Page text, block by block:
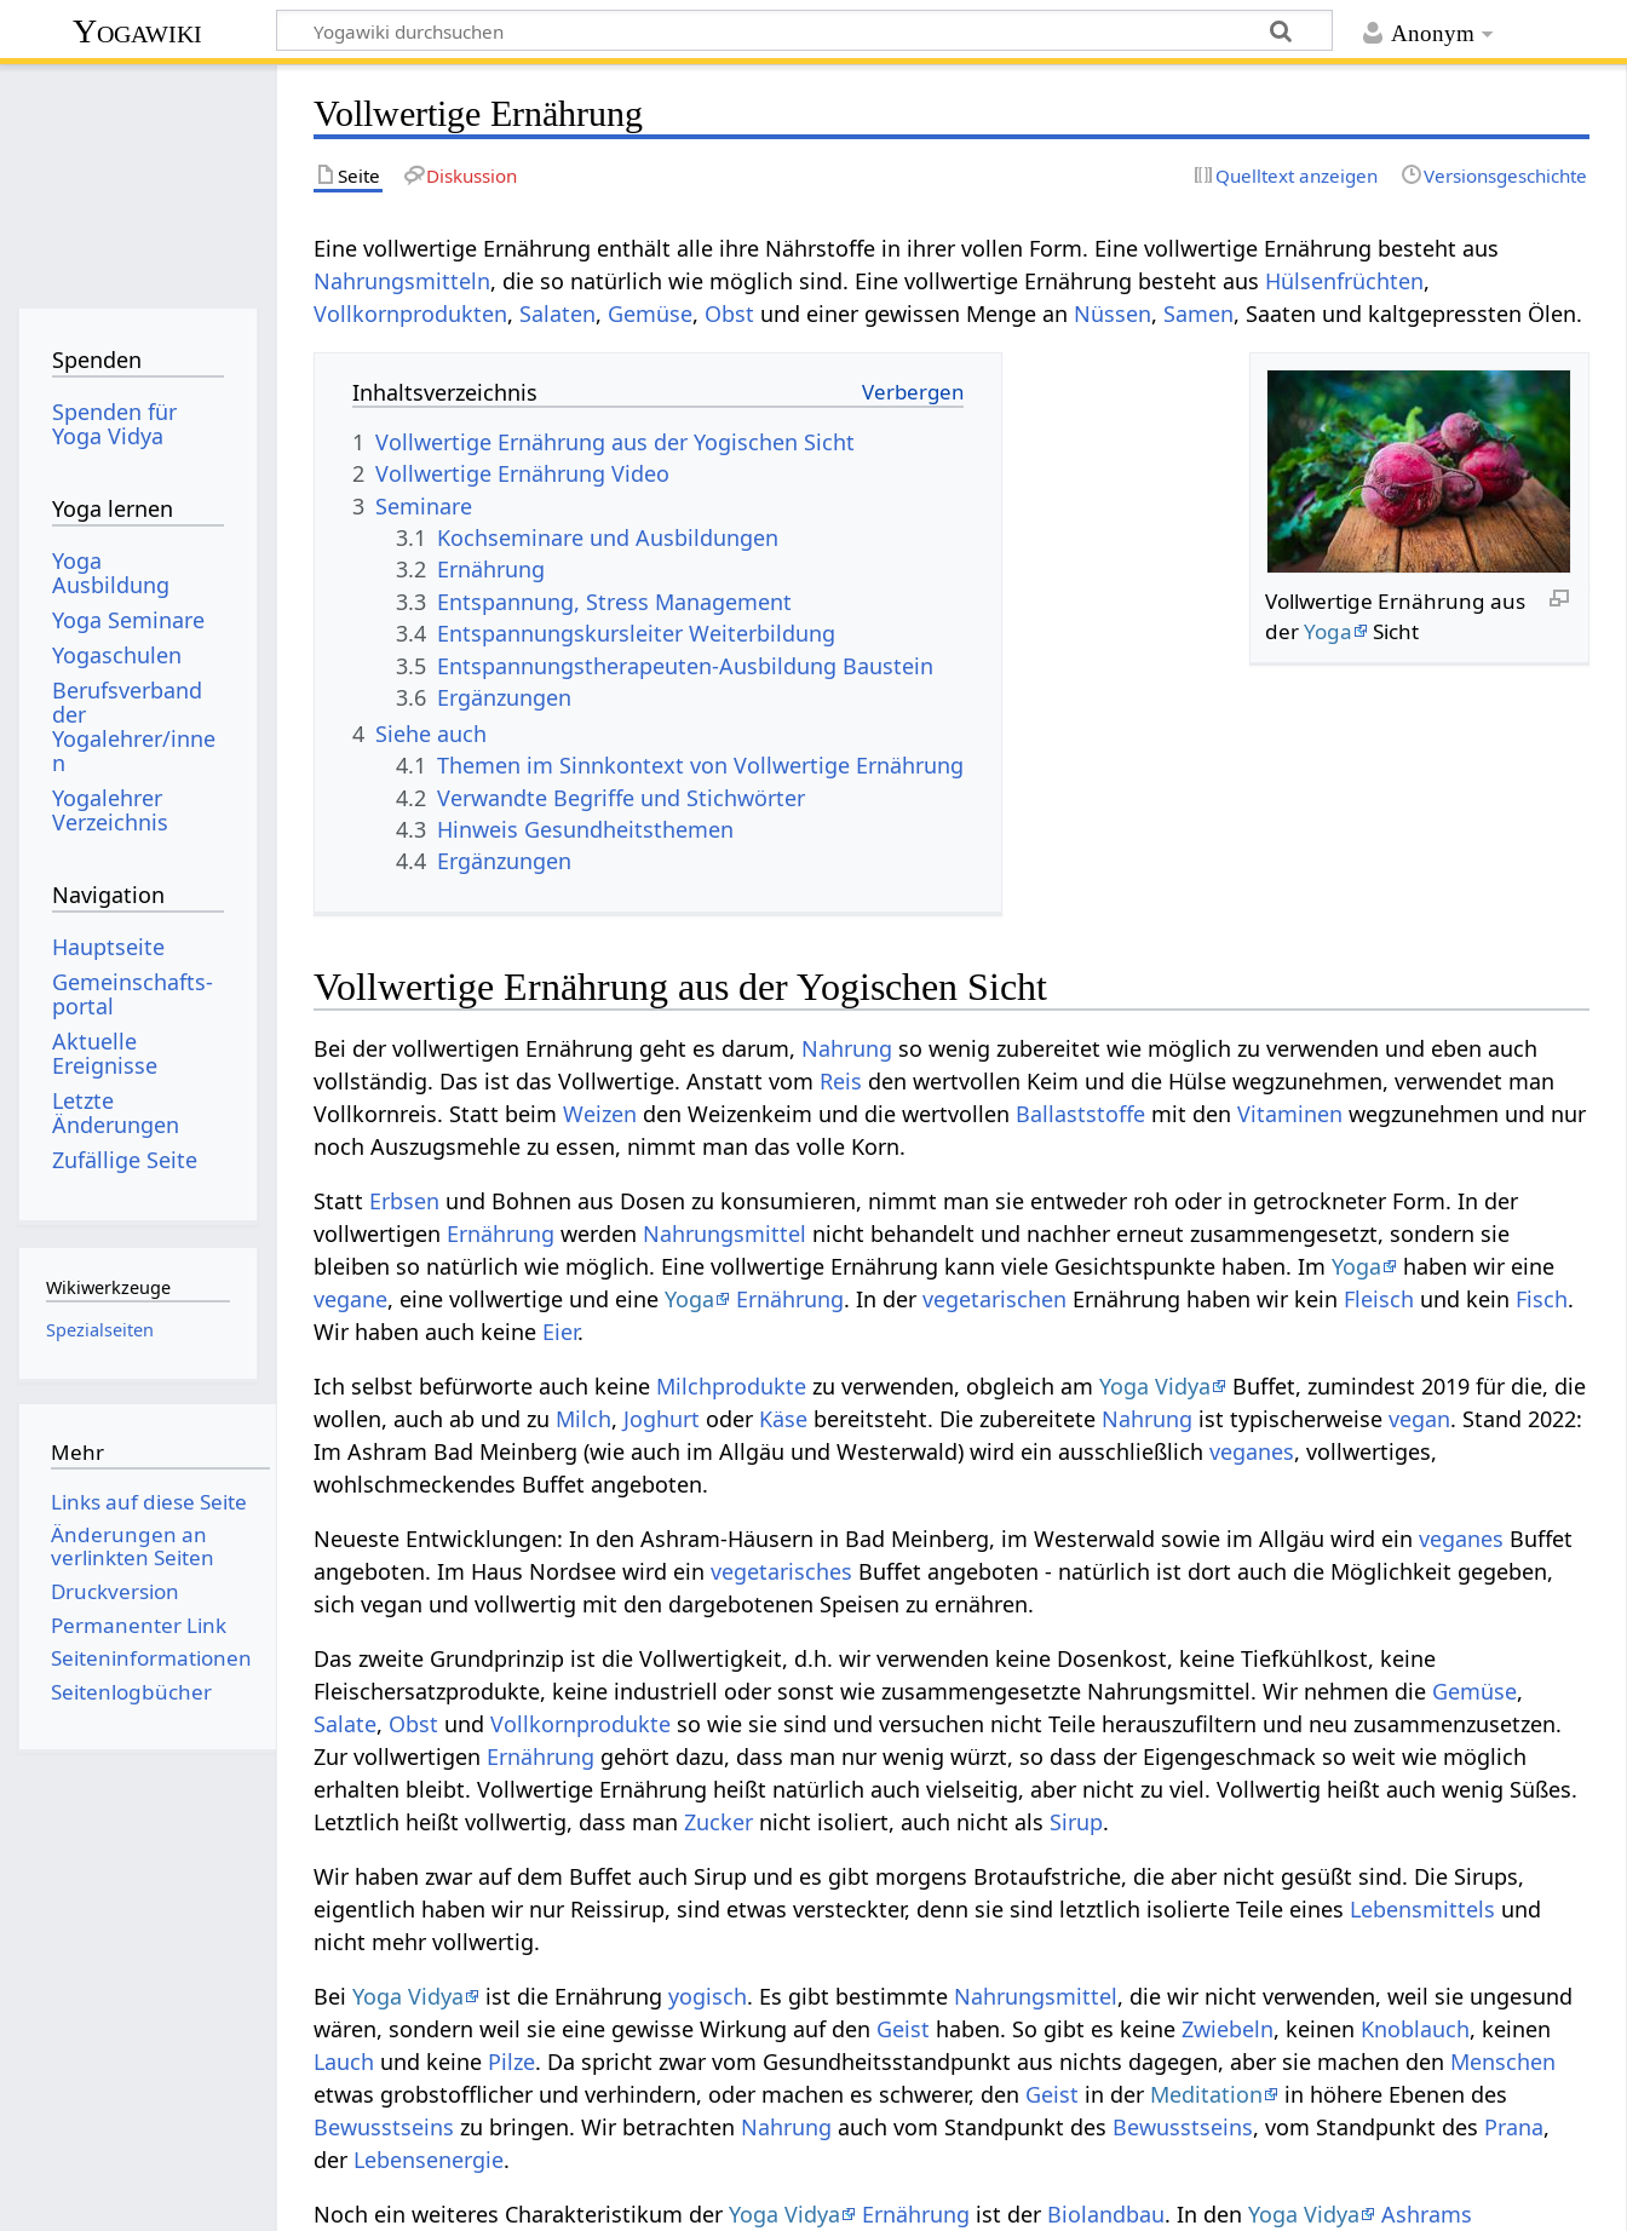
Anonym
Yogawiki
Vollwertige Ernährung
Seite Diskussion Quelltext anzeigen Versionsgeschichte
Eine vollwertige Ernährung enthält alle ihre Nährstoffe in ihrer vollen Form. Eine vollwertige Ernährung besteht aus
Nahrungsmitteln, die so natürlich wie möglich sind. Eine vollwertige Ernährung besteht aus Hülsenfrüchten,
Vollkornprodukten, Salaten, Gemüse, Obst und einer gewissen Menge an Nüssen, Samen, Saaten und kaltgepressten Ölen.
Vollwertige Ernährung aus
derYoga Sicht
Inhaltsverzeichnis
1 Vollwertige Ernährung aus der Yogischen Sicht
2 Vollwertige Ernährung Video
3 Seminare
3.1 Kochseminare und Ausbildungen
3.2 Ernährung
3.3 Entspannung, Stress Management
3.4 Entspannungskursleiter Weiterbildung
3.5 Entspannungstherapeuten-Ausbildung Baustein
3.6 Ergänzungen
4 Siehe auch
4.1 Themen im Sinnkontext von Vollwertige Ernährung
4.2 Verwandte Begriffe und Stichwörter
4.3 Hinweis Gesundheitsthemen
4.4 Ergänzungen
Vollwertige Ernährung aus der Yogischen Sicht
Bei der vollwertigen Ernährung geht es darum, Nahrung so wenig zubereitet wie möglich zu verwenden und eben auch
vollständig. Das ist das Vollwertige. Anstatt vom Reis den wertvollen Keim und die Hülse wegzunehmen, verwendet man
Vollkornreis. Statt beimWeizen den Weizenkeim und die wertvollen Ballaststoffe mit denVitaminen wegzunehmen und nur
noch Auszugsmehle zu essen, nimmt man das volle Korn.
Statt Erbsen und Bohnen aus Dosen zu konsumieren, nimmt man sie entweder roh oder in getrockneter Form. In der
vollwertigen Ernährung werden Nahrungsmittel nicht behandelt und nachher erneut zusammengesetzt, sondern sie
bleiben so natürlich wie möglich. Eine vollwertige Ernährung kann viele Gesichtspunkte haben. ImYoga
haben wir eine
vegane, eine vollwertige und eineYoga Ernährung. In dervegetarischen Ernährung haben wir kein Fleisch und kein Fisch.
Wir haben auch keine Eier.
Ich selbst befürworte auch keine Milchprodukte zu verwenden, obgleich amYoga Vidya
Buffet, zumindest 2019 für die, die
wollen, auch ab und zu Milch, Joghurt oder Käse bereitsteht. Die zubereitete Nahrung ist typischerweisevegan. Stand 2022:
Im Ashram Bad Meinberg (wie auch im Allgäu und Westerwald) wird ein ausschließlichveganes, vollwertiges,
wohlschmeckendes Buffet angeboten.
Neueste Entwicklungen: In den Ashram-Häusern in Bad Meinberg, im Westerwald sowie im Allgäu wird einveganes Buffet
angeboten. Im Haus Nordsee wird einvegetarisches Buffet angeboten - natürlich ist dort auch die Möglichkeit gegeben,
sich vegan und vollwertig mit den dargebotenen Speisen zu ernähren.
Das zweite Grundprinzip ist die Vollwertigkeit, d.h. wir verwenden keine Dosenkost, keine Tiefkühlkost, keine
Fleischersatzprodukte, keine industriell oder sonst wie zusammengesetzte Nahrungsmittel. Wir nehmen die Gemüse,
Salate, Obst undVollkornprodukte so wie sie sind und versuchen nicht Teile herauszufiltern und neu zusammenzusetzen.
Zur vollwertigen Ernährung gehört dazu, dass man nur wenig würzt, so dass der Eigengeschmack so weit wie möglich
erhalten bleibt. Vollwertige Ernährung heißt natürlich auch vielseitig, aber nicht zu viel. Vollwertig heißt auch wenig Süßes.
Letztlich heißt vollwertig, dass manZucker nicht isoliert, auch nicht als Sirup.
Wir haben zwar auf dem Buffet auch Sirup und es gibt morgens Brotaufstriche, die aber nicht gesüßt sind. Die Sirups,
eigentlich haben wir nur Reissirup, sind etwas versteckter, denn sie sind letztlich isolierte Teile eines Lebensmittels und
nicht mehr vollwertig.
BeiYoga Vidya ist die Ernährungyogisch. Es gibt bestimmte Nahrungsmittel, die wir nicht verwenden, weil sie ungesund
wären, sondern weil sie eine gewisse Wirkung auf den Geist haben. So gibt es keineZwiebeln, keinen Knoblauch, keinen
Lauch und keine Pilze. Da spricht zwar vom Gesundheitsstandpunkt aus nichts dagegen, aber sie machen den Menschen
etwas grobstofflicher und verhindern, oder machen es schwerer, den Geist in der Meditation
in höhere Ebenen des
Bewusstseins zu bringen. Wir betrachten Nahrung auch vom Standpunkt des Bewusstseins, vom Standpunkt des Prana,
der Lebensenergie.
Noch ein weiteres Charakteristikum derYoga Vidya Ernährung ist der Biolandbau. In denYoga Vidya
Ashrams
Spenden
Spenden für
Yoga Vidya
Yoga lernen
Yoga
Ausbildung
Yoga Seminare
Yogaschulen
Berufsverband
der
Yogalehrer/inne
n
Yogalehrer
Verzeichnis
Navigation
Hauptseite
Gemeinschafts­
portal
Aktuelle
Ereignisse
Letzte
Änderungen
Zufällige Seite
Wikiwerkzeuge
Spezialseiten
Mehr
Links auf diese Seite
Änderungen an
verlinkten Seiten
Druckversion
Permanenter Link
Seiten­­informationen
Seitenlogbücher